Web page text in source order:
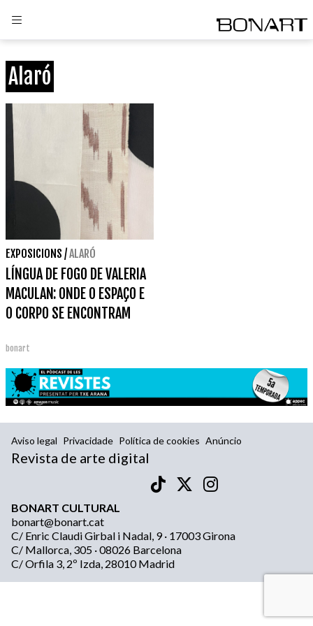
Alaró
EXPOSICIONS /ALARÓ
LÍNGUA DE FOGO DE VALERIA
MACULAN: ONDE O ESPAÇO E
O CORPO SE ENCONTRAM
bonart
Aviso legal Privacidade Política de cookies Anúncio
Revista de arte digital
BONART CULTURAL
bonart@bonart.cat
C/ Enric Claudi Girbal i Nadal, 9 · 17003 Girona
C/ Mallorca, 305 · 08026 Barcelona
C/ Orfila 3, 2º Izda, 28010 Madrid